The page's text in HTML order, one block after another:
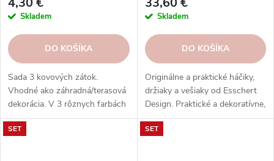
Skladem
DO KOŠÍKA
Sada 3 kovových zátok.
Vhodné ako záhradná/terasová
dekorácia. V 3 rôznych farbách
a s potlačou. Farebná potlač
ježka, vydry ušatej a veveričky.
Skladem
DO KOŠÍKA
Originálne a praktické háčiky,
držiaky a vešiaky od Esschert
Design. Praktické a dekoratívne,
vyrobené z rôznych materiálov,
tvarov a motívov.
SET SET